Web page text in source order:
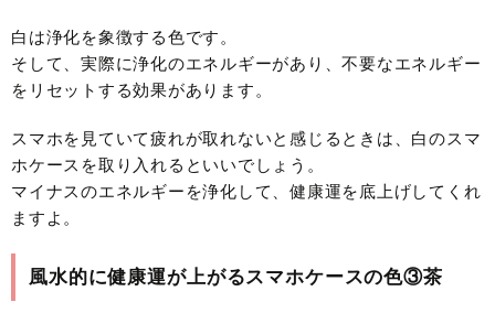
白は浄化を象徴する色です。
そして、実際に浄化のエネルギーがあり、不要なエネルギー
をリセットする効果があります。
スマホを見ていて疲れが取れないと感じるときは、白のスマ
ホケースを取り入れるといいでしょう。
マイナスのエネルギーを浄化して、健康運を底上げしてくれ
ますよ。
風水的に健康運が上がるスマホケースの色③茶